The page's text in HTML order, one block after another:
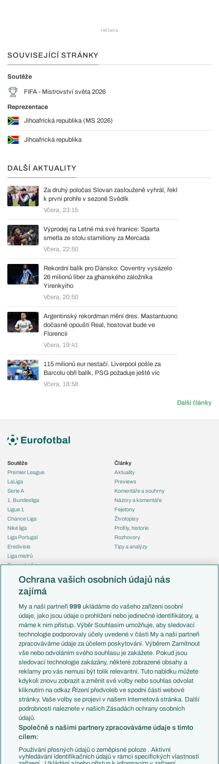
SOUVISEJÍCÍ STRÁNKY
Soutěže
FIFA - Mistrovství světa 2026
Reprezentace
Jihoafrická republika (MS 2026)
Jihoafrická republika
DALŠÍ AKTUALITY
Za druhý poločas Slovan zaslouženě vyhrál, řekl
k první prohře v sezoně Svědík
Včera, 23:15
Výprodej na Letné má své hranice: Sparta
smetla ze stolu stamiliony za Mercada
Včera, 22:50
Rekordní balík pro Dánsko: Coventry vysázelo
26 milionů liber za ghanského záložníka
Yirenkyiho
Včera, 20:50
Argentinský rekordman mění dres. Mastantuono
dočasně opouští Real, hostovat bude ve
Florencii
Včera, 19:41
115 milionů eur nestačí. Liverpool pošle za
Barcolu obří balík, PSG požaduje ještě víc
Včera, 18:58
Další články
Soutěže
Premier League
LaLiga
Serie A
1. Bundesliga
Ligue 1
Chance Liga
Niké liga
Liga Portugal
Eredivisie
Liga mistrů
Evropská liga
Mistrovství světa
Liga národů
Témata
Představení týmů MS
EuroSkauting
PL v kostce
Evropské koeficienty
Přestupy
Přestupové spekulace
Zranění
Kluby
Arsenal FC
Chelsea FC
Manchester United
AC Milán
Juventus FC
Bayern Mnichov
Články
Aktuality
Previews
Komentáře a souhrny
Názory a komentáře
Fejetony
Životopisy
Profily, historie
Rozhovory
Tipy a analýzy
Česko
Francie
Itálie
Německo
Španělsko
Argentina
Brazílie
Přestupy
Zápasy
Livescore
Tipovací soutěž
Ochrana vašich osobních údajů nás
zajímá
My a naši partneři999 ukládáme do vašeho zařízení osobní
údaje, jako jsou údaje o prohlížení nebo jedinečné identifikátory, a
máme k nim přístup. Výběr Souhlasím umožňuje, aby sledovací
technologie podporovaly účely uvedené v části My a naši partneři
zpracováváme údaje za účelem poskytování. Výběrem Zamítnout
vše nebo odvoláním svého souhlasu je zakážete. Pokud jsou
sledovací technologie zakázány, některé zobrazené obsahy a
reklamy pro vás nemusí být tolik relevantní. Tuto nabídku můžete
kdykoli znovu zobrazit a změnit své volby nebo souhlas odvolat
kliknutím na odkaz Řízení předvoleb ve spodní části webové
stránky. Vaše volby se projeví v našem Internetová stránka. Další
podrobnosti naleznete v našich Zásadách ochrany osobních
údajů.
Společně s našimi partnery zpracováváme údaje s tímto
cílem:
Používání přesných údajů o zeměpisné poloze . Aktivní
vyhledávání identifikačních údajů v rámci specifických vlastností